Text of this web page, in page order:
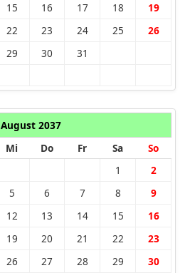
15 16 17 18 19
22 23 24 25 26
29 30 31
August 2037
Mi Do Fr Sa So
1 2
5 6 7 8 9
12 13 14 15 16
19 20 21 22 23
26 27 28 29 30